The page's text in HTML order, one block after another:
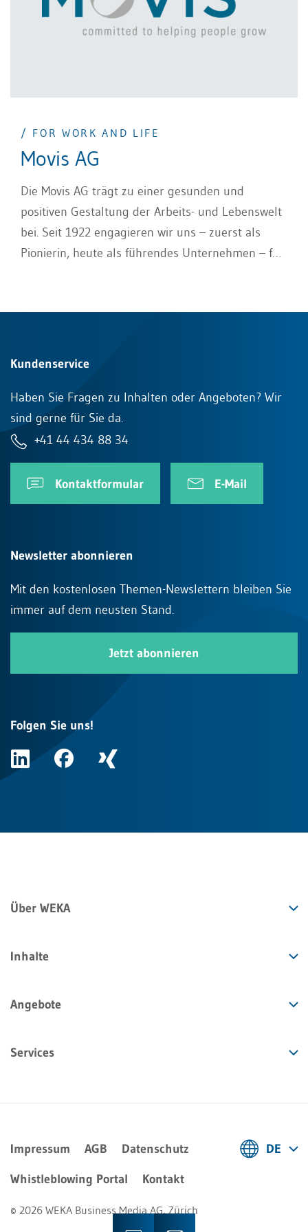
/ FOR WORK AND LIFE
Movis AG
Die Movis AG trägt zu einer gesunden und
positiven Gestaltung der Arbeits- und Lebenswelt
bei. Seit 1922 engagieren wir uns – zuerst als
Pionierin, heute als führendes Unternehmen – für
Gesundheitsmanagements auf Prävention,
beraten Mitarbeitende, Führungskräfte und
Fragestellungen, mit dem Ziel, das Wohlbefinden
und die Leistungsfähigkeit der Mitarbeitenden zu
fördern.
Kundenservice
Haben Sie Fragen zu Inhalten oder Angeboten? Wir
sind gerne für Sie da.
+41 44 434 88 34
Kontaktformular E-Mail
Newsletter abonnieren
Mit den kostenlosen Themen-Newslettern bleiben Sie
immer auf dem neusten Stand.
Jetzt abonnieren
Folgen Sie uns!
Über WEKA
Inhalte
Angebote
Services
Impressum AGB
Datenschutz
Whistleblowing Portal
Kontakt
© 2026 WEKA Business Media AG, Zürich
DE